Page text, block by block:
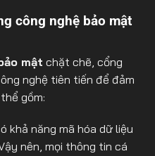
công nghệ bảo mật
mật chặt chẽ, cổng
nghệ tiên tiến để đảm
gồm:
khả năng mã hóa dữ liệu
nên, mọi thông tin cá